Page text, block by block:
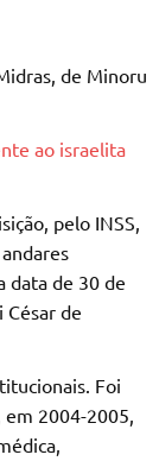
de Minoru
ao israelita
pelo INSS,
data de 30 de
de
Foi
2004-2005,